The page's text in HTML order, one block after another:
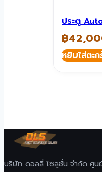
ประตู
฿
หยิบใส่ตะก
บริษัท ดอลลี่ โซลูชั่น จำกัด ศูน